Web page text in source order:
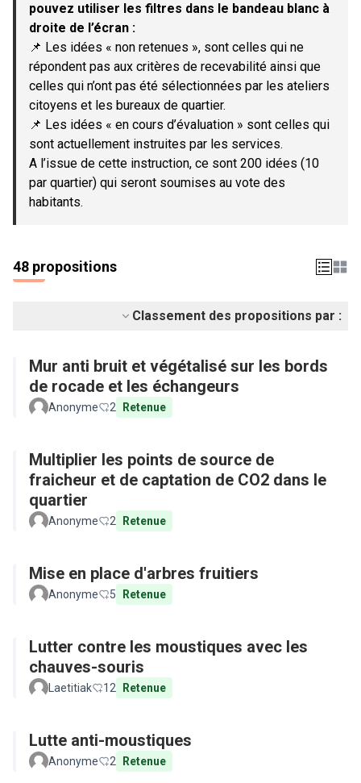
pouvez utiliser les filtres dans le bandeau blanc à
droite de l’écran :
📌 Les idées « non retenues », sont celles qui ne
répondent pas aux critères de recevabilité ainsi que
celles qui n’ont pas été sélectionnées par les ateliers
citoyens et les bureaux de quartier.
📌 Les idées « en cours d’évaluation » sont celles qui
sont actuellement instruites par les services.
A l’issue de cette instruction, ce sont 200 idées (10
par quartier) qui seront soumises au vote des
habitants.
48 propositions
Classement des propositions par :
Mur anti bruit et végétalisé sur les bords
de rocade et les échangeurs
Anonyme 2 Retenue
Multiplier les points de source de
fraicheur et de captation de CO2 dans le
quartier
Anonyme 2 Retenue
Mise en place d'arbres fruitiers
Anonyme 5 Retenue
Lutter contre les moustiques avec les
chauves-souris
Laetitiak 12 Retenue
Lutte anti-moustiques
Anonyme 2 Retenue